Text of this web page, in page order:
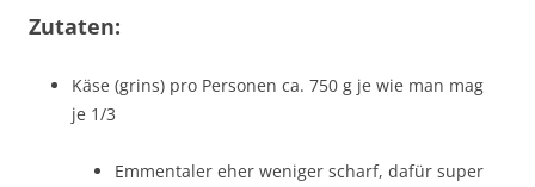
Zutaten:
Käse (grins) pro Personen ca. 750 g je wie man mag
je 1/3
Emmentaler eher weniger scharf, dafür super